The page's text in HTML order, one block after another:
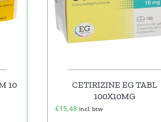
10
CETIRIZINE EG TABL
100X10MG
€15,48 incl. btw